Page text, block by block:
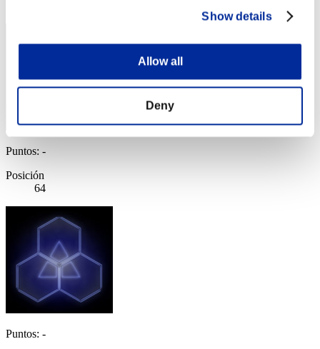
Show details
Allow all
Deny
Puntos: -
Posición
64
Puntos: -